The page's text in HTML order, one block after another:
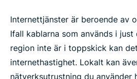
Internettjänster är beroende av
Ifall kablarna som används i
region inte är i toppskick kan
internethastighet. Lokalt kan
nätverksutrustning du använder